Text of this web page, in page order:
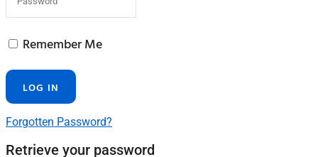
Remember Me
Forgotten Password?
Retrieve your password